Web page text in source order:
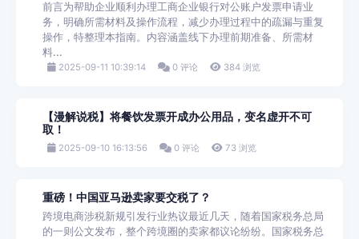
前言为帮助企业顺利办理工商企业银行对公账户发票申请业
务，明确所需材料及操作流程，减少办理过程中的疏漏与重复
操作，特整理本指南。内容涵盖线下办理前期准备、所需材
料...
2025-09-11 10:39:14 0 评论 384 浏览
【漫解说税】将餐饮发票开成办公用品，变名虚开不可
取！
2025-09-10 16:13:56 0 评论 73 浏览
重磅！中国亚马逊卖家要交税了？
跨境电商涉税新规引发行业热议最近几天，随着国家税务总局
的一则公文发布，整个跨境圈的卖家都议论纷纷。国家税务总